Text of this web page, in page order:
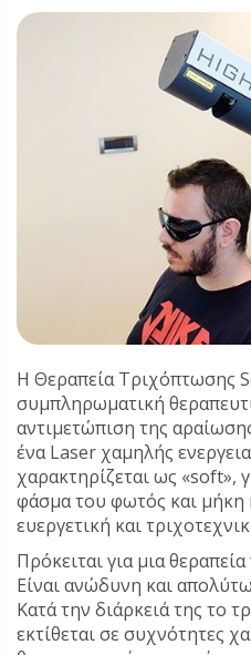
Η Θεραπεία Τριχόπτωσης
συμπληρωματική
αντιμετώπιση της
ένα Laser χαμηλής
χαρακτηρίζεται ως «soft»,
φάσμα του φωτός και μήκη
ευεργετική και
Πρόκειται για μια
Είναι ανώδυνη και
Κατά την διάρκειά της το
εκτίθεται σε συχνότητες